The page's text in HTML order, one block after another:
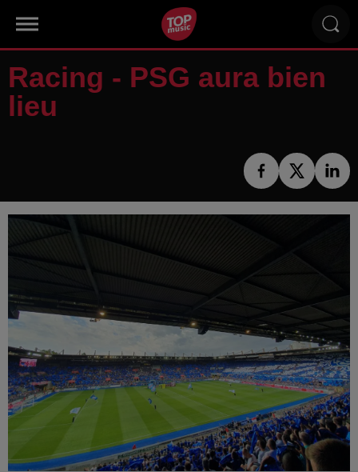
Racing - PSG aura bien
lieu